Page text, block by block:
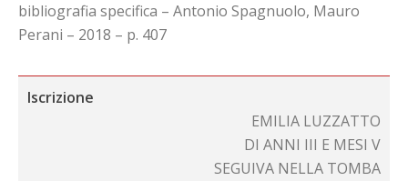
bibliografia specifica – Antonio Spagnuolo, Mauro
Perani – 2018 – p. 407
Iscrizione
EMILIA LUZZATTO
DI ANNI III E MESI V
SEGUIVA NELLA TOMBA